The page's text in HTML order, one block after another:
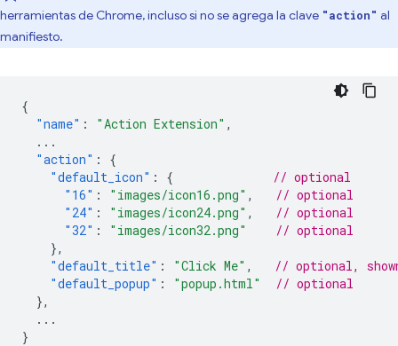
herramientas de Chrome, incluso si no se agrega la clave "action" al
manifiesto.
{
"name" : "Action Extension" ,
...
"action" :
{
"default_icon" : {
// optional
"16" : "images/icon16.png" ,
// optional
"24" : "images/icon24.png" ,
// optional
"32" : "images/icon32.png"
// optional
},
"default_title" : "Click Me" ,
// optional,
"default_popup" : "popup.html"
// optional
},
...
}